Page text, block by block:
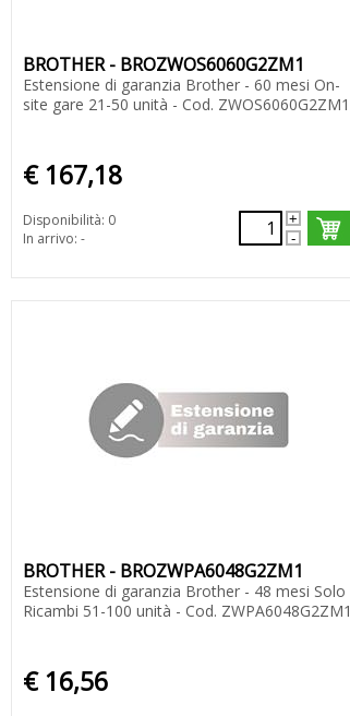
BROTHER - BROZWOS6060G2ZM1
Estensione di garanzia Brother - 60 mesi On-
site gare 21-50 unità - Cod. ZWOS6060G2ZM1
€ 167,18
Disponibilità: 0
In arrivo: -
BROTHER - BROZWPA6048G2ZM1
Estensione di garanzia Brother - 48 mesi Solo
Ricambi 51-100 unità - Cod. ZWPA6048G2ZM1
€ 16,56